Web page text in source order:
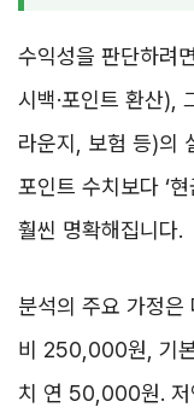
수익성을 판단하려
시백·포인트 환산),
라운지, 보험 등)의
포인트 수치보다 ‘
훨씬 명확해집니다.
분석의 주요 가정은
비 250,000원, 기
치 연 50,000원. 저